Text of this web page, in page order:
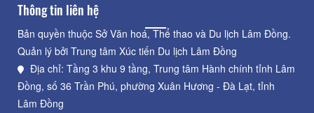
Thông tin liên hệ
Bản quyền thuộc Sở Văn hoá, Thể thao và Du lịch Lâm Đồng.
Quản lý bởi Trung tâm Xúc tiến Du lịch Lâm Đồng
Địa chỉ: Tầng 3 khu 9 tầng, Trung tâm Hành chính tỉnh Lâm
Đồng, số 36 Trần Phú, phường Xuân Hương - Đà Lạt, tỉnh
Lâm Đồng